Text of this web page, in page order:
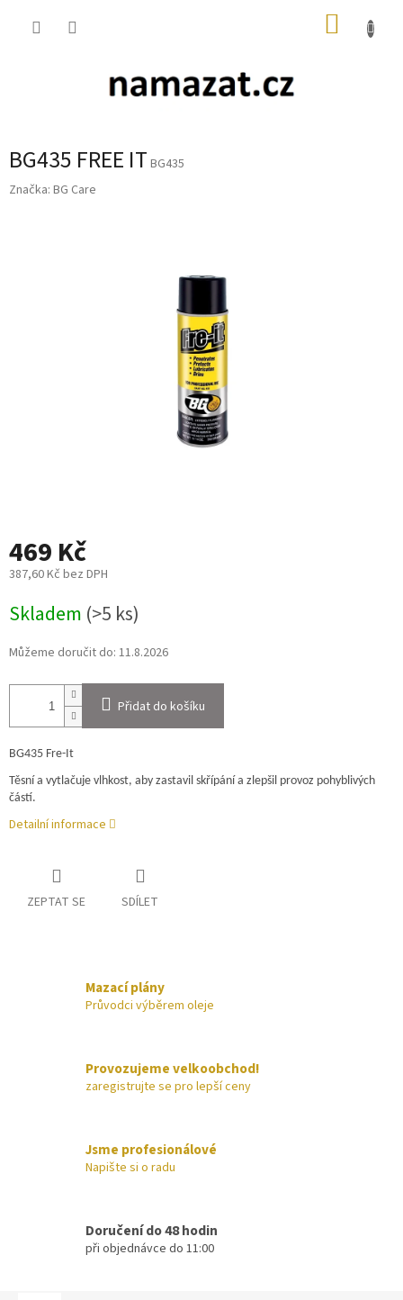
BG435 FREE IT BG435
Značka: BG Care
469 Kč
387,60 Kč bez DPH
cena:
Skladem (>5 ks)
Můžeme doručit do: 11.8.2026
Přidat do košíku
BG435 Fre-It
Těsní a vytlačuje vlhkost, aby zastavil skřípání a zlepšil provoz pohyblivých
částí.
Detailní informace
ZEPTAT SE SDÍLET
Mazací plány
Průvodci výběrem oleje
Provozujeme velkoobchod!
zaregistrujte se pro lepší ceny
Jsme profesionálové
Napište si o radu
Doručení do 48 hodin
při objednávce do 11:00